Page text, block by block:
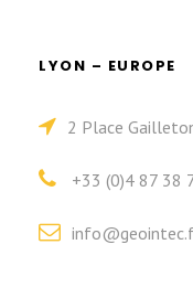
LYON – EUROPE
2 Place
+33 (0)4 87 38